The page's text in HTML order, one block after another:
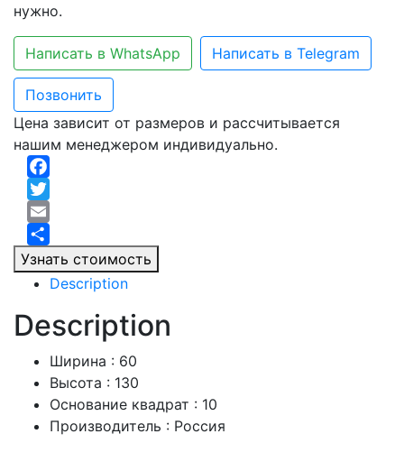
нужно.
Написать в WhatsApp Написать в Telegram
Позвонить
Цена зависит от размеров и рассчитывается
нашим менеджером индивидуально.
Facebook
Twitter
Email
Отправить
Узнать стоимость
Description
Description
Ширина : 60
Высота : 130
Основание квадрат : 10
Производитель : Россия